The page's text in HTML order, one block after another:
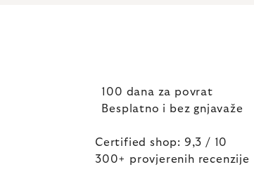
100 dana za povrat
Besplatno i bez gnjavaže
Certified shop: 9,3 / 10
300+ provjerenih recenzije